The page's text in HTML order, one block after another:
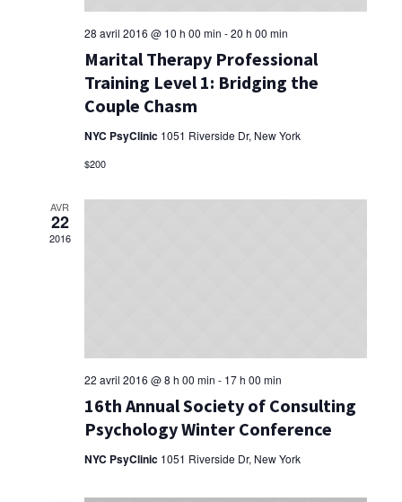
28 avril 2016 @ 10 h 00 min -20 h 00 min
Marital Therapy Professional
Training Level 1: Bridging the
Couple Chasm
NYC PsyClinic 1051 Riverside Dr, New York
$200
AVR
22
2016
22 avril 2016 @ 8 h 00 min - 17 h 00 min
16th Annual Society of Consulting
Psychology Winter Conference
NYC PsyClinic 1051 Riverside Dr, New York